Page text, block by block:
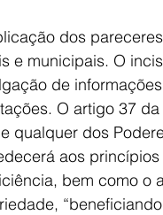
dos
e municipais. O
de
O artigo 37
qualquer dos
aos
bem como o